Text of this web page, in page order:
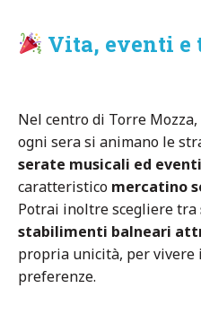
Vita, eventi e
Nel centro di Torre
ogni sera si animano le
serate musicali ed
caratteristico mercatino
Potrai inoltre scegliere tra
stabilimenti balneari
propria unicità, per vivere
preferenze.